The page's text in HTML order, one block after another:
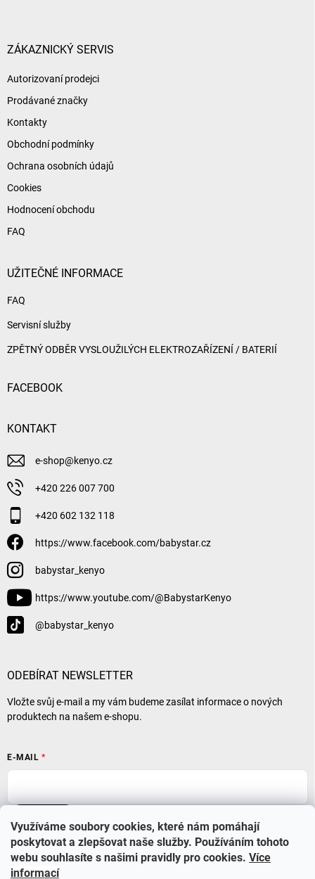
Využíváme soubory cookies, které nám pomáhají
poskytovat a zlepšovat naše služby. Používáním tohoto
webu souhlasíte s našimi pravidly pro cookies. Více
informací
ZÁKAZNICKÝ SERVIS
Autorizovaní prodejci
Prodávané značky
Kontakty
Obchodní podmínky
Ochrana osobních údajů
Cookies
Hodnocení obchodu
FAQ
UŽITEČNÉ INFORMACE
FAQ
Servisní služby
ZPĚTNÝ ODBĚR VYSLOUŽILÝCH ELEKTROZAŘÍZENÍ / BATERIÍ
FACEBOOK
KONTAKT
e-shop@kenyo.cz
+420 226 007 700
+420 602 132 118
https://www.facebook.com/babystar.cz
babystar_kenyo
https://www.youtube.com/@BabystarKenyo
@babystar_kenyo
ODEBÍRAT NEWSLETTER
Vložte svůj e-mail a my vám budeme zasílat informace o nových
produktech na našem e-shopu.
E-MAIL